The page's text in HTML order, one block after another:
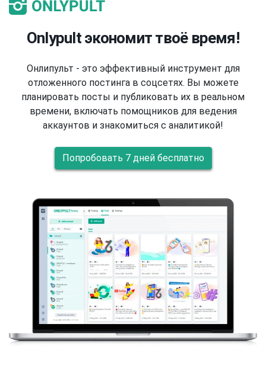
Onlypult экономит твоё время!
Онлипульт - это эффективный инструмент для
отложенного постинга в соцсетях. Вы можете
планировать посты и публиковать их в реальном
времени, включать помощников для ведения
аккаунтов и знакомиться с аналитикой!
Попробовать 7 дней бесплатно